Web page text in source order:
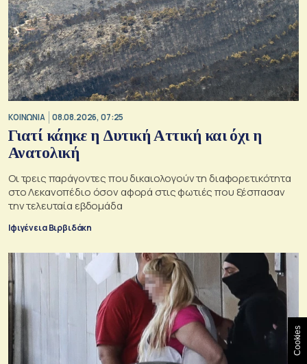
ΚΟΙΝΩΝΙΑ 08.08.2026, 07:25
Γιατί κάηκε η Δυτική Αττική και όχι η
Ανατολική
Oι τρεις παράγοντες που δικαιολογούν τη διαφορετικότητα
στο Λεκανοπέδιο όσον αφορά στις φωτιές που ξέσπασαν
την τελευταία εβδομάδα
Ιφιγένεια Βιρβιδάκη
Cookies